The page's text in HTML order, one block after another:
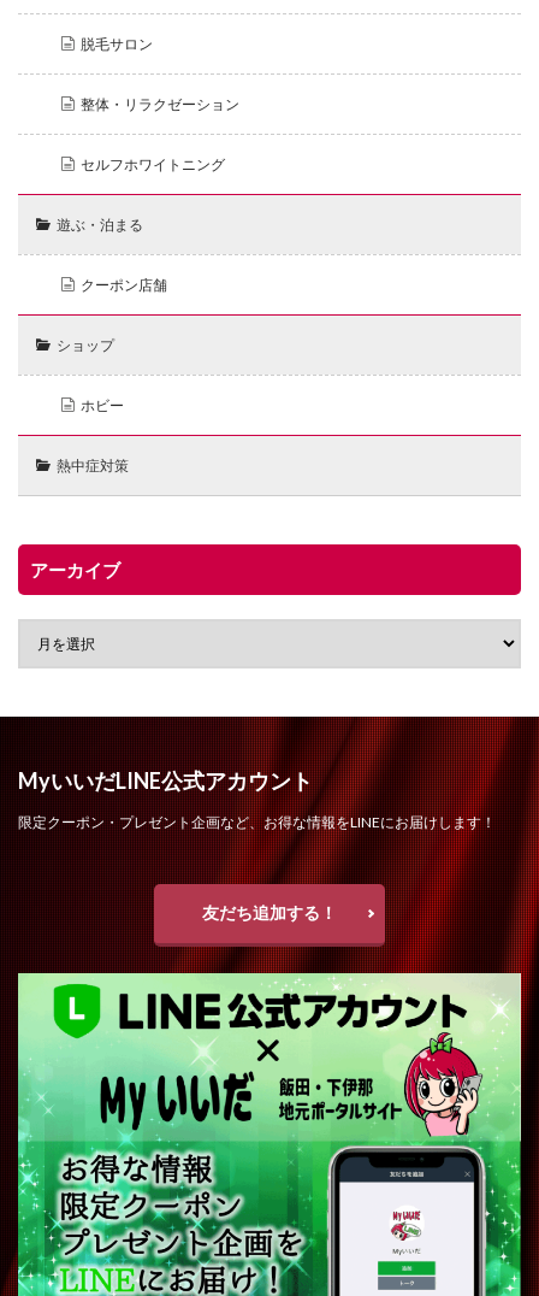
脱毛サロン
整体・リラクゼーション
セルフホワイトニング
遊ぶ・泊まる
クーポン店舗
ショップ
ホビー
熱中症対策
アーカイブ
MyいいだLINE公式アカウント
限定クーポン・プレゼント企画など、お得な情報をLINEにお届けします！
友だち追加する！